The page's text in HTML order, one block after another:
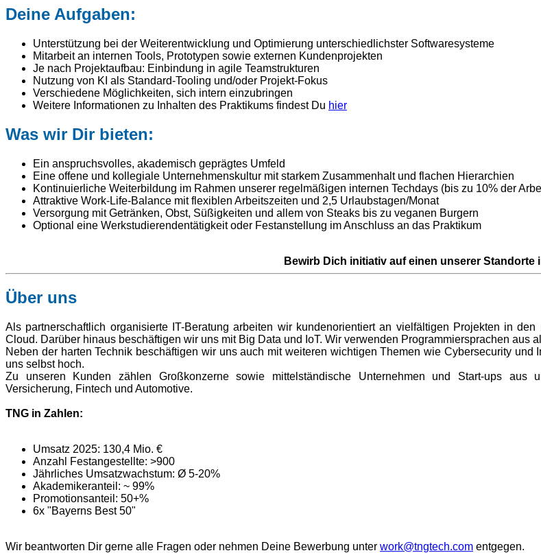
Deine Aufgaben:
Unterstützung bei der Weiterentwicklung und Optimierung unterschiedlichster Softwaresysteme
Mitarbeit an internen Tools, Prototypen sowie externen Kundenprojekten
Je nach Projektaufbau: Einbindung in agile Teamstrukturen
Nutzung von KI als Standard-Tooling und/oder Projekt-Fokus
Verschiedene Möglichkeiten, sich intern einzubringen
Weitere Informationen zu Inhalten des Praktikums findest Du hier
Was wir Dir bieten:
Ein anspruchsvolles, akademisch geprägtes Umfeld
Eine offene und kollegiale Unternehmenskultur mit starkem Zusammenhalt und flachen Hierarchien
Kontinuierliche Weiterbildung im Rahmen unserer regelmäßigen internen Techdays (bis zu 10% der
Attraktive Work-Life-Balance mit flexiblen Arbeitszeiten und 2,5 Urlaubstagen/Monat
Versorgung mit Getränken, Obst, Süßigkeiten und allem von Steaks bis zu veganen Burgern
Optional eine Werkstudierendentätigkeit oder Festanstellung im Anschluss an das Praktikum
Bewirb Dich initiativ auf einen unserer Standorte
Über uns
Als partnerschaftlich organisierte IT-Beratung arbeiten wir kundenorientiert an vielfältigen Projekten in
Cloud. Darüber hinaus beschäftigen wir uns mit Big Data und IoT. Wir verwenden Programmiersprachen aus
Neben der harten Technik beschäftigen wir uns auch mit weiteren wichtigen Themen wie Cybersecurity
uns selbst hoch.
Zu unseren Kunden zählen Großkonzerne sowie mittelständische Unternehmen und Start-ups aus
Versicherung, Fintech und Automotive.
TNG in Zahlen:
Umsatz 2025: 130,4 Mio. €
Anzahl Festangestellte: >900
Jährliches Umsatzwachstum: Ø 5-20%
Akademikeranteil: ~ 99%
Promotionsanteil: 50+%
6x "Bayerns Best 50"
Wir beantworten Dir gerne alle Fragen oder nehmen Deine Bewerbung unter work@tngtech.com entgegen.